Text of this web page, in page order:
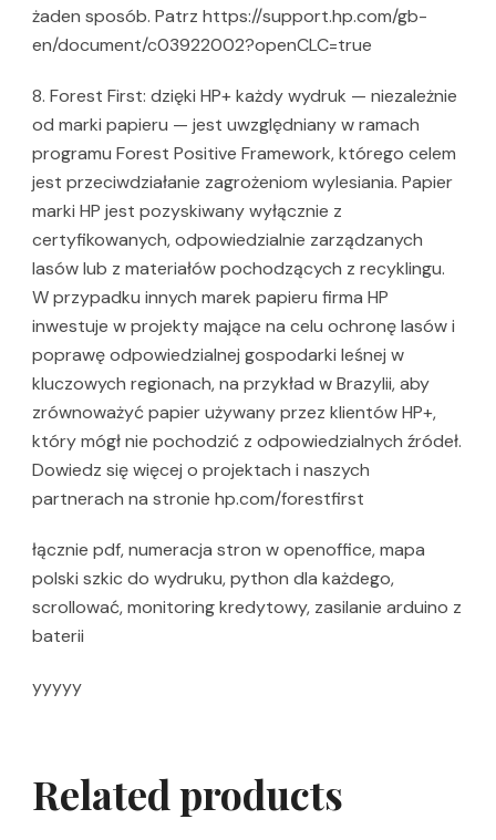
żaden sposób. Patrz https://support.hp.com/gb-
en/document/c03922002?openCLC=true
8. Forest First: dzięki HP+ każdy wydruk — niezależnie
od marki papieru — jest uwzględniany w ramach
programu Forest Positive Framework, którego celem
jest przeciwdziałanie zagrożeniom wylesiania. Papier
marki HP jest pozyskiwany wyłącznie z
certyfikowanych, odpowiedzialnie zarządzanych
lasów lub z materiałów pochodzących z recyklingu.
W przypadku innych marek papieru firma HP
inwestuje w projekty mające na celu ochronę lasów i
poprawę odpowiedzialnej gospodarki leśnej w
kluczowych regionach, na przykład w Brazylii, aby
zrównoważyć papier używany przez klientów HP+,
który mógł nie pochodzić z odpowiedzialnych źródeł.
Dowiedz się więcej o projektach i naszych
partnerach na stronie hp.com/forestfirst
łącznie pdf, numeracja stron w openoffice, mapa
polski szkic do wydruku, python dla każdego,
scrollować, monitoring kredytowy, zasilanie arduino z
baterii
yyyyy
Related products